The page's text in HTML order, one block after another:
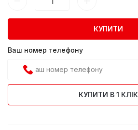
КУПИТИ
Ваш номер телефону
КУПИТИ В 1 КЛІК